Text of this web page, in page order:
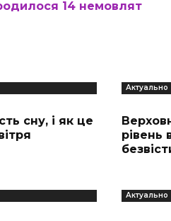
14 немовлят
сну, і як це
Актуально
рівень
Актуально